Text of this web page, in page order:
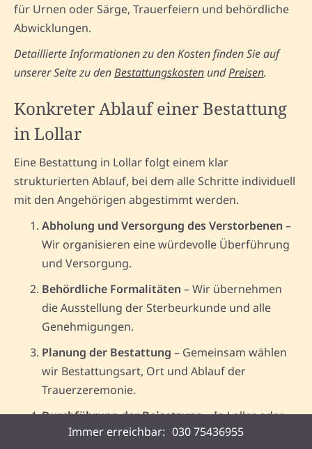
für Urnen oder Särge, Trauerfeiern und behördliche
Abwicklungen.
Detaillierte Informationen zu den Kosten finden Sie auf
unserer Seite zu denBestattungskosten undPreisen.
Konkreter Ablauf einer Bestattung
in Lollar
Eine Bestattung in Lollar folgt einem klar
strukturierten Ablauf, bei dem alle Schritte individuell
mit den Angehörigen abgestimmt werden.
Abholung und Versorgung des Verstorbenen –
Wir organisieren eine würdevolle Überführung
und Versorgung.
Behördliche Formalitäten – Wir übernehmen
die Ausstellung der Sterbeurkunde und alle
Genehmigungen.
Planung der Bestattung – Gemeinsam wählen
wir Bestattungsart, Ort und Ablauf der
Trauerzeremonie.
Durchführung der Beisetzung– In Lollar oder
der Umgebung führen wir die Beisetzung
Immer erreichbar: 030 75436955